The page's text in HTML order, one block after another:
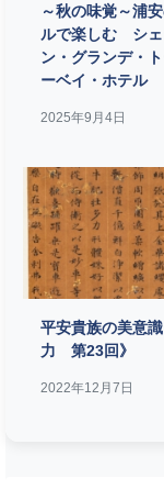
～秋の味覚～浦
ルで楽しむ シェ
ン・グランデ・
ーベイ・ホテル
2025年9月4日
平安貴族の美意
力 第23回》
2022年12月7日